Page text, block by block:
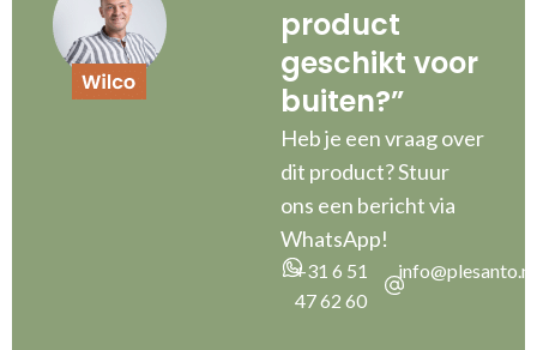
product
geschikt voor
buiten?”
Heb je een vraag over
dit product? Stuur
ons een bericht via
WhatsApp!
+31 6 51
47 62 60
info@plesanto.nl